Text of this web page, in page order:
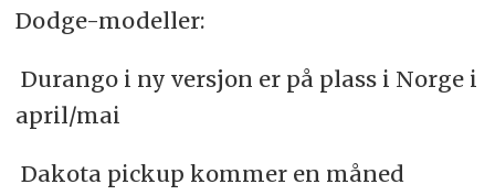
Dodge-modeller:
 Durango i ny versjon er på plass i Norge i
april/mai
 Dakota pickup kommer en måned